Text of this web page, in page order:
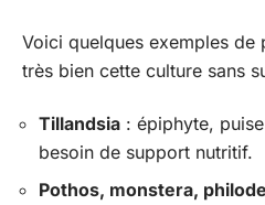
Voici quelques exemples de
très bien cette culture sans
Tillandsia : épiphyte,
besoin de support nutritif.
Pothos, monstera,